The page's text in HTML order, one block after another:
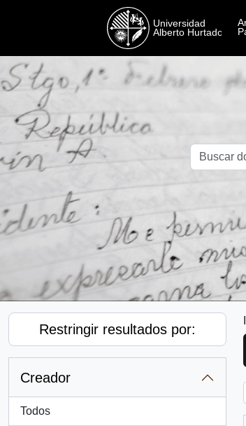
Restringir resultados por:
Creador
Todos